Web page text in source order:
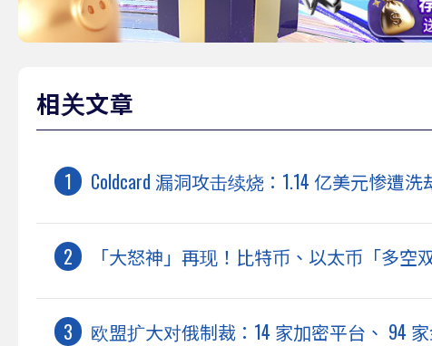
相关文章
Coldcard 漏洞攻击续烧：1.14 亿美元惨遭
「大怒神」再现！比特币、以太币「多空
欧盟扩大对俄制裁：14 家加密平台、 94